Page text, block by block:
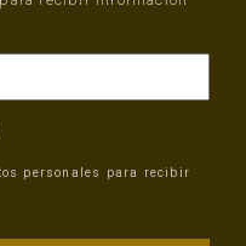
personales para recibir